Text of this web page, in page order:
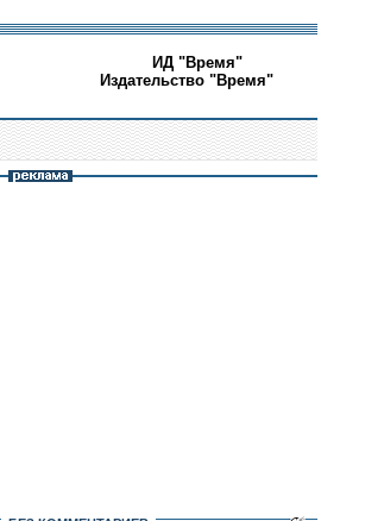
ИД "Время"
Издательство "Время"